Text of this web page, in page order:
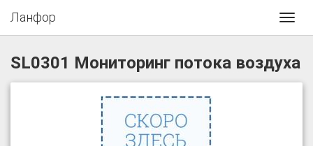
Ланфор
SL0301 Мониторинг потока воздуха